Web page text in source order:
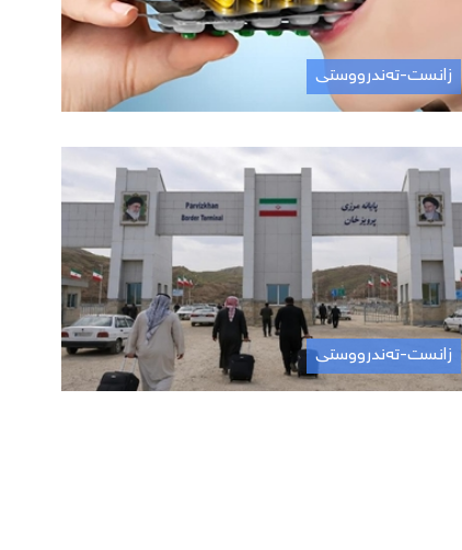
زانست-تەندرووستی
زانست-تەندرووستی